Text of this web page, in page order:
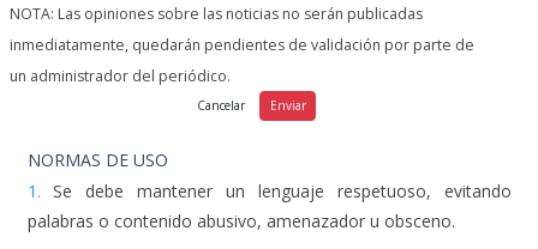
NOTA: Las opiniones sobre las noticias no serán publicadas
inmediatamente, quedarán pendientes de validación por parte de
un administrador del periódico.
NORMAS DE USO
1. Se debe mantener un lenguaje respetuoso, evitando
palabras o contenido abusivo, amenazador u obsceno.